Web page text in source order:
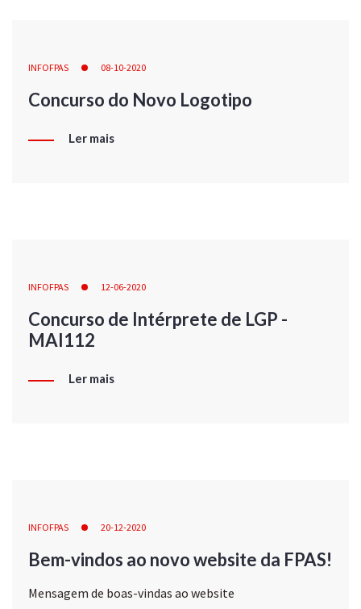
INFOFPAS 08-10-2020
Concurso do Novo Logotipo
Ler mais
INFOFPAS 12-06-2020
Concurso de Intérprete de LGP -
MAI112
Ler mais
INFOFPAS 20-12-2020
Bem-vindos ao novo website da FPAS!
Mensagem de boas-vindas ao website